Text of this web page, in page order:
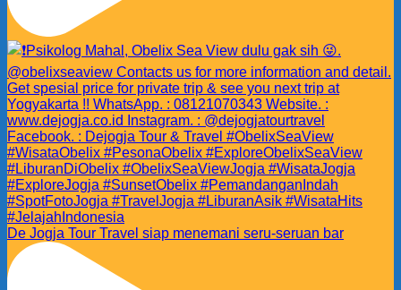
De Jogja Tour Travel siap menemani seru-seruan bar